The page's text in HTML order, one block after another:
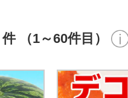
件 （1～60件目）